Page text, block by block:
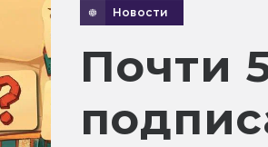
Новости
Почти